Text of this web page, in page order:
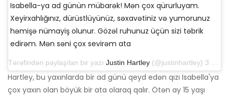
Isabella-ya ad günün mübarək! Mən çox qürurluyam.
Xeyirxahlığınız, dürüstlüyünüz, səxavətiniz və yumorunuz
həmişə nümayiş olunur. Gözəl ruhunuz üçün sizi təbrik
edirəm. Mən səni çox sevirəm ata
Tərəfindən paylaşılan bir yazı Justin Hartley (@justinhartley) 3 Jul 2019 tarixində 15:58 pm PDT
Hartley, bu yaxınlarda bir ad günü qeyd edən qızı Isabella'ya
çox yaxın olan böyük bir ata olaraq qalır. Ötən ay 15 yaşı